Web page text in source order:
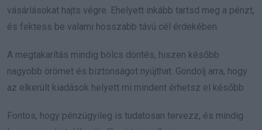
vásárlásokat hajts végre. Ehelyett inkább tartsd meg a pénzt,
és fektess be valami hosszabb távú cél érdekében.
A megtakarítás mindig bölcs döntés, hiszen később
nagyobb örömet és biztonságot nyújthat. Gondolj arra, hogy
az elkerült kiadások helyett mi mindent érhetsz el később.
Fontos, hogy pénzügyileg is tudatosan tervezz, és mindig